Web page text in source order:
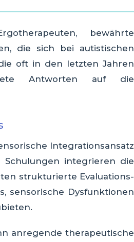
bewährte
die sich bei autistischen
oft in den letzten Jahren
Antworten auf die
Integrationsansatz
integrieren die
strukturierte Evaluations-
sensorische Dysfunktionen
anregende therapeutische